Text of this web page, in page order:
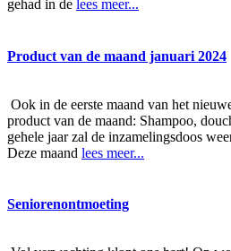
gehad in de lees meer...
Product van de maand januari 2024
Ook in de eerste maand van het
product van de maand: Shampoo,
gehele jaar zal de inzamelingsdoos
Deze maand lees meer...
Seniorenontmoeting